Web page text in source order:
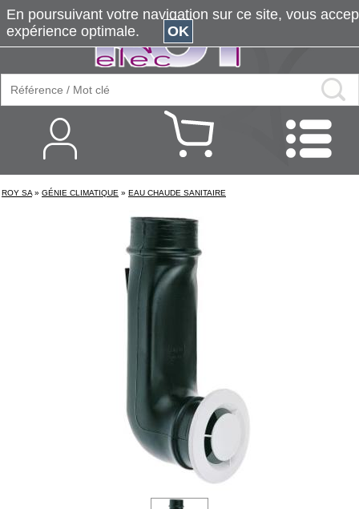
ROY SA » GÉNIE CLIMATIQUE » EAU CHAUDE SANITAIRE
En poursuivant votre navigation sur ce site, vous
expérience optimale.
OK